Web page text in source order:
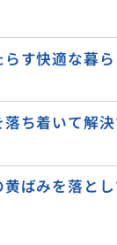
す快適な暮
落ち着いて解
黄ばみを落と